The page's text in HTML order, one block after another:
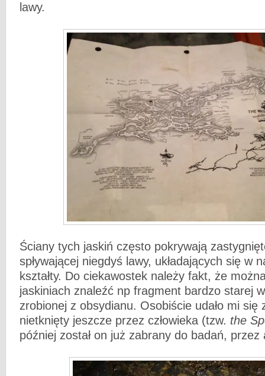
lawy.
Ściany tych jaskiń często pokrywają
spływającej niegdyś lawy, układających się w
kształty. Do ciekawostek należy fakt, że
jaskiniach znaleźć np fragment bardzo starej
zrobionej z obsydianu. Osobiście udało mi się
nietknięty jeszcze przez człowieka (tzw. the
później został on już zabrany do badań, przez